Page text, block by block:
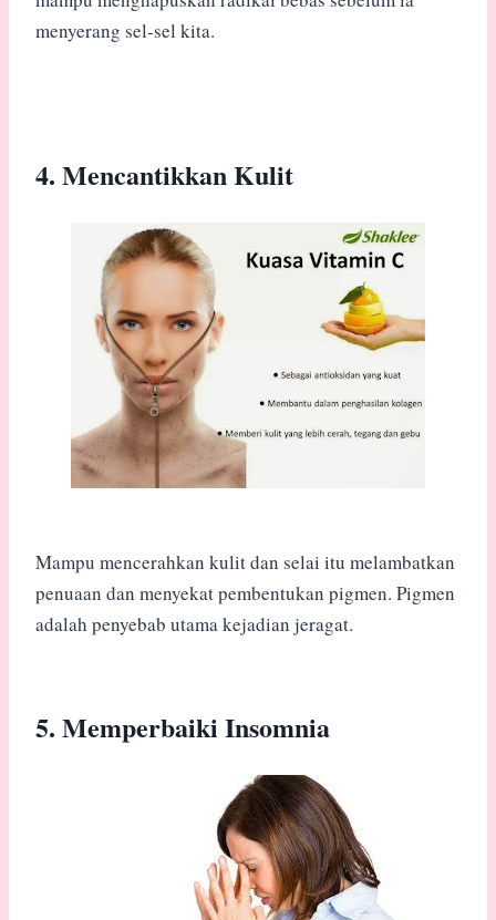
menyerang sel-sel kita.
4. Mencantikkan Kulit
Mampu mencerahkan kulit dan selai itu melambatkan
penuaan dan menyekat pembentukan pigmen. Pigmen
adalah penyebab utama kejadian jeragat.
5. Memperbaiki Insomnia